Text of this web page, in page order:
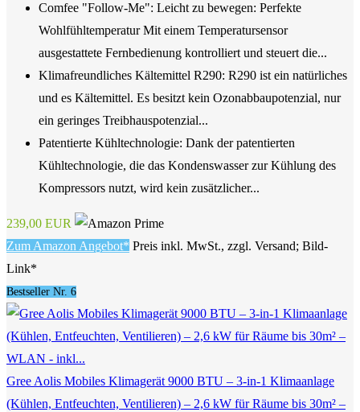
Comfee "Follow-Me": Leicht zu bewegen: Perfekte
Wohlfühltemperatur Mit einem Temperatursensor
ausgestattete Fernbedienung kontrolliert und steuert die...
Klimafreundliches Kältemittel R290: R290 ist ein natürliches
und es Kältemittel. Es besitzt kein Ozonabbaupotenzial, nur
ein geringes Treibhauspotenzial...
Patentierte Kühltechnologie: Dank der patentierten
Kühltechnologie, die das Kondenswasser zur Kühlung des
Kompressors nutzt, wird kein zusätzlicher...
239,00 EUR
Zum Amazon Angebot* Preis inkl. MwSt., zzgl. Versand; Bild-
Link*
Bestseller Nr. 6
Gree Aolis Mobiles Klimagerät 9000 BTU – 3-in-1 Klimaanlage
(Kühlen, Entfeuchten, Ventilieren) – 2,6 kW für Räume bis 30m² –